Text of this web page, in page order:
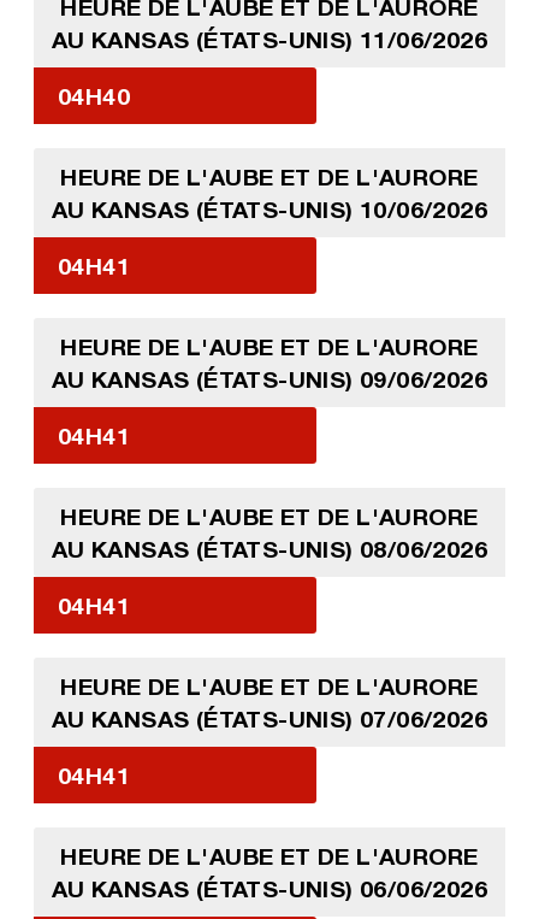
HEURE DE L'AUBE ET DE L'AURORE
AU KANSAS (ÉTATS-UNIS) 11/06/2026
04H40
HEURE DE L'AUBE ET DE L'AURORE
AU KANSAS (ÉTATS-UNIS) 10/06/2026
04H41
HEURE DE L'AUBE ET DE L'AURORE
AU KANSAS (ÉTATS-UNIS) 09/06/2026
04H41
HEURE DE L'AUBE ET DE L'AURORE
AU KANSAS (ÉTATS-UNIS) 08/06/2026
04H41
HEURE DE L'AUBE ET DE L'AURORE
AU KANSAS (ÉTATS-UNIS) 07/06/2026
04H41
HEURE DE L'AUBE ET DE L'AURORE
AU KANSAS (ÉTATS-UNIS) 06/06/2026